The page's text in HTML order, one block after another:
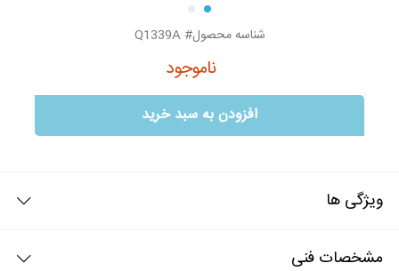
شناسه محصول# Q1339A
ناموجود
افزودن به سبد خرید
ویژگی ها
مشخصات فنی